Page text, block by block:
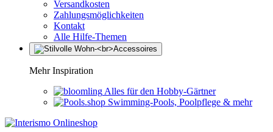
Versandkosten
Zahlungsmöglichkeiten
Kontakt
Alle Hilfe-Themen
Mehr Inspiration
Alles für den Hobby-Gärtner
Swimming-Pools, Poolpflege & mehr